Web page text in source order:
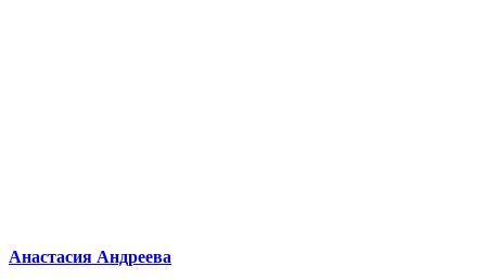
Анастасия Андреева